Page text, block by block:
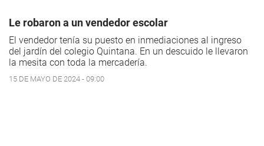
Le robaron a un vendedor escolar
El vendedor tenía su puesto en inmediaciones al ingreso
del jardín del colegio Quintana. En un descuido le llevaron
la mesita con toda la mercadería.
15 DE MAYO DE 2024 - 09:00